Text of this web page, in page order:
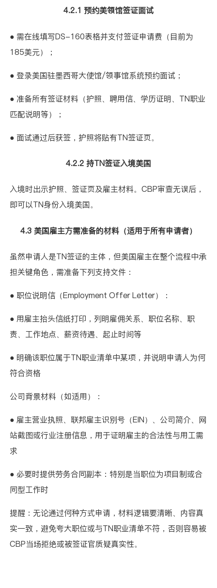
4.2.1 预约美领馆签证面试
● 需在线填写DS-160表格并支付签证申请费（目前为
185美元）；
● 登录美国驻墨西哥大使馆/领事馆系统预约面试；
● 准备所有签证材料（护照、聘用信、学历证明、TN职业
匹配说明等）；
● 面试通过后获签，护照将贴有TN签证页。
4.2.2 持TN签证入境美国
入境时出示护照、签证页及雇主材料。CBP审查无误后，
即可以TN身份入境美国。
4.3 美国雇主方需准备的材料（适用于所有申请者）
虽然申请人是TN签证的主体，但美国雇主在整个流程中承
担关键角色，需准备下列支持文件：
● 职位说明信（Employment Offer Letter）：
● 用雇主抬头信纸打印，列明雇佣关系、职位名称、职
责、工作地点、薪资待遇、起止时间等
● 明确该职位属于TN职业清单中某项，并说明申请人为何
符合资格
公司背景材料（如适用）：
● 雇主营业执照、 联邦雇主识别号（EIN） 、公司简介、网
站截图或行业注册信息，用于证明雇主的合法性与用工需
求
● 必要时提供劳务合同副本：特别是当职位为项目制或合
同型工作时
提醒：无论通过何种方式申请，材料逻辑要清晰、内容真
实一致，避免夸大职位或与TN职业清单不符，否则容易被
CBP当场拒绝或被签证官质疑真实性。